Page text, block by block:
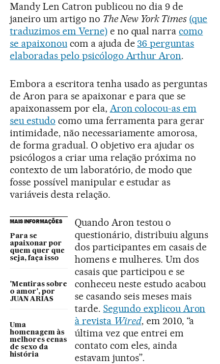
Mandy Len Catron publicou no dia 9 de
janeiro um artigo no The New York Times (que
traduzimos em Verne) e no qual narracomo
se apaixonoucom a ajuda de 36 perguntas
elaboradas pelo psicólogo Arthur Aron.
Embora a escritora tenha usado as perguntas
de Aron para se apaixonar e para que se
apaixonassem por ela, Aron colocou-as em
seu estudo como uma ferramenta para gerar
intimidade, não necessariamente amorosa,
de forma gradual. O objetivo era ajudar os
psicólogos a criar uma relação próxima no
contexto de um laboratório, de modo que
fosse possível manipular e estudar as
variáveis desta relação.
MAIS INFORMAÇÕES
Para se
apaixonar por
quem quer que
seja, faça isso
'Mentiras sobre
o amor', por
JUAN ARIAS
Uma
homenagem às
melhores cenas
de sexo da
história
Quando Aron testou o
questionário, distribuiu alguns
dos participantes em casais de
homens e mulheres. Um dos
casais que participou e se
conheceu neste estudo acabou
se casando seis meses mais
tarde. Segundo explicou Aron
à revista Wired, em 2010, “a
última vez que entrei em
contato com eles, ainda
estavam juntos”.